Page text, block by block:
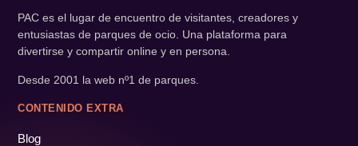
PAC es el lugar de encuentro de visitantes, creadores y
entusiastas de parques de ocio. Una plataforma para
divertirse y compartir online y en persona.
Desde 2001 la web nº1 de parques.
CONTENIDO EXTRA
Blog